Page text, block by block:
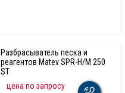
Разбрасыватель песка и
реагентов Matev SPR-H/M 250
ST
цена по запросу